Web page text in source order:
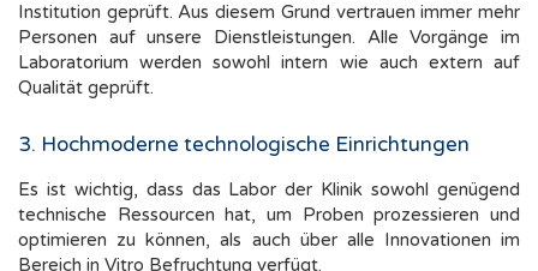
Institution geprüft. Aus diesem Grund vertrauen immer mehr
Personen auf unsere Dienstleistungen. Alle Vorgänge im
Laboratorium werden sowohl intern wie auch extern auf
Qualität geprüft.
3. Hochmoderne technologische Einrichtungen
Es ist wichtig, dass das Labor der Klinik sowohl genügend
technische Ressourcen hat, um Proben prozessieren und
optimieren zu können, als auch über alle Innovationen im
Bereich in Vitro Befruchtung verfügt.